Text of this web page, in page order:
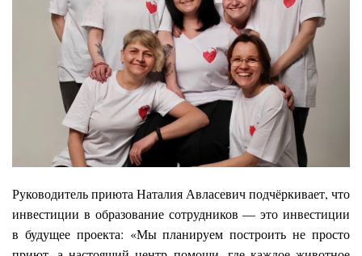
Руководитель приюта Наталия Авласевич подчёркивает, что
инвестиции в образование сотрудников — это инвестиции
в будущее проекта: «Мы планируем построить не просто